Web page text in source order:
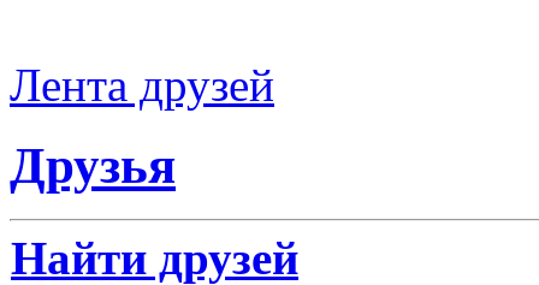
Лента друзей
Друзья
Найти друзей